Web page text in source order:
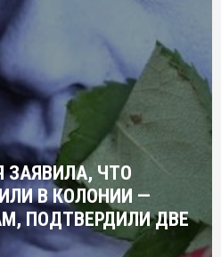
ЗАЯВИЛА, ЧТО
В КОЛОНИИ —
ПОДТВЕРДИЛИ ДВЕ